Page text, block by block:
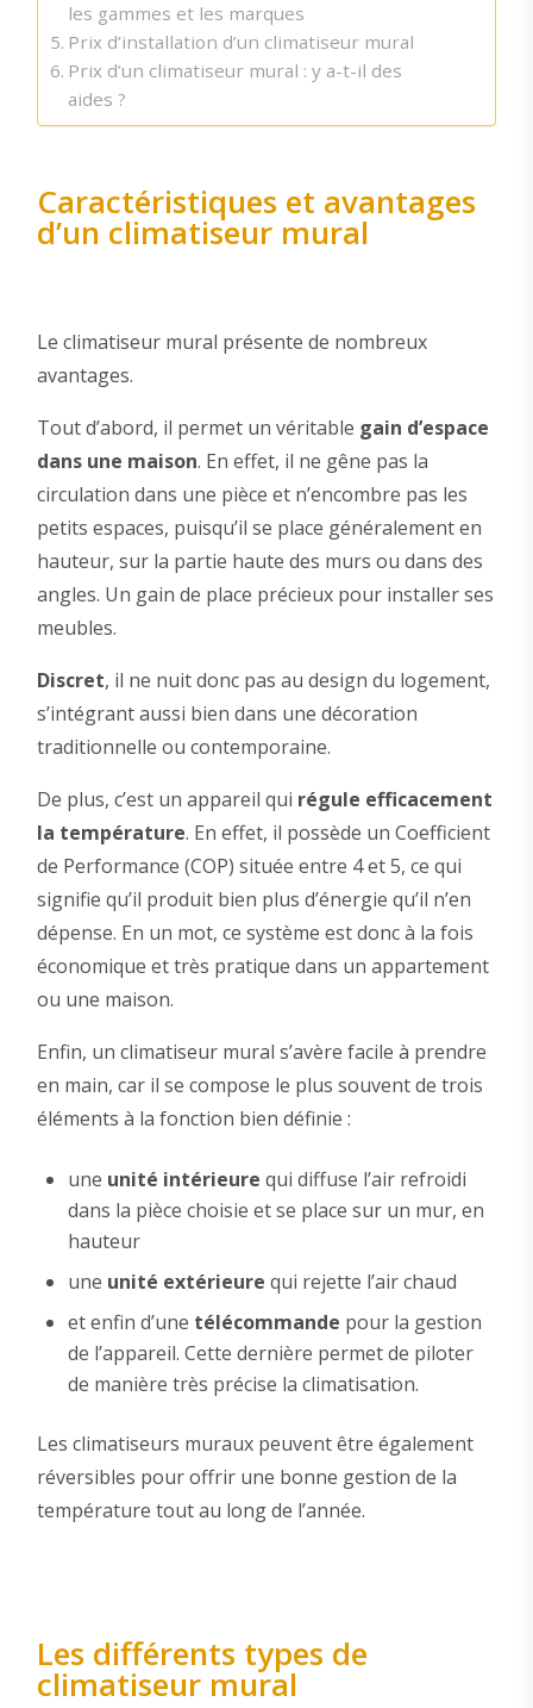
les gammes et les marques
Prix d’installation d’un climatiseur mural
Prix d’un climatiseur mural : y a-t-il des
aides ?
Caractéristiques et avantages
d’un climatiseur mural
Le climatiseur mural présente de nombreux
avantages.
Tout d’abord, il permet un véritable gain d’espace
dans une maison. En effet, il ne gêne pas la
circulation dans une pièce et n’encombre pas les
petits espaces, puisqu’il se place généralement en
hauteur, sur la partie haute des murs ou dans des
angles. Un gain de place précieux pour installer ses
meubles.
Discret, il ne nuit donc pas au design du logement,
s’intégrant aussi bien dans une décoration
traditionnelle ou contemporaine.
De plus, c’est un appareil qui régule efficacement
la température. En effet, il possède un Coefficient
de Performance (COP) située entre 4 et 5, ce qui
signifie qu’il produit bien plus d’énergie qu’il n’en
dépense. En un mot, ce système est donc à la fois
économique et très pratique dans un appartement
ou une maison.
Enfin, un climatiseur mural s’avère facile à prendre
en main, car il se compose le plus souvent de trois
éléments à la fonction bien définie :
une unité intérieure qui diffuse l’air refroidi
dans la pièce choisie et se place sur un mur, en
hauteur
une unité extérieure qui rejette l’air chaud
et enfin d’une télécommande pour la gestion
de l’appareil. Cette dernière permet de piloter
de manière très précise la climatisation.
Les climatiseurs muraux peuvent être également
réversibles pour offrir une bonne gestion de la
température tout au long de l’année.
Les différents types de
climatiseur mural